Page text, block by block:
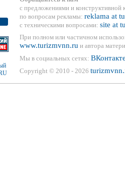
с предложениями и конструктивной
по вопросам рекламы: reklama at
с техническими вопросами: site at
При полном или частичном
www.turizmvnn.ru и автора
Мы в социальных сетях:
Copyright © 2010 - 2026